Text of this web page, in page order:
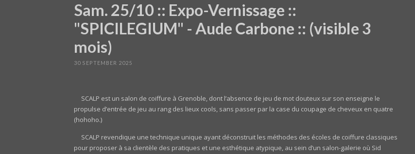
Sam. 25/10 :: Expo-Vernissage ::
"SPICILEGIUM" - Aude Carbone :: (visible 3
mois)
30 SEPTEMBER 2025
SCALP est un salon de coiffure à Grenoble, dont l’absence de jeu de mot douteux sur son enseigne le
propulse d’entrée de jeu au rang des lieux cools, sans passer par la case du coupage de cheveux en quatre
(hohoho.)
SCALP revendique une technique unique ayant déconstruit les méthodes des écoles de coiffure classiques
pour proposer à sa clientèle des pratiques et une esthétique atypique, au sein d’un salon-galerie où Sid